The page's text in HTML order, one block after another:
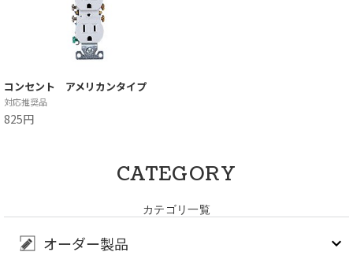
コンセント アメリカンタイプ
対応推奨品
825円
CATEGORY
カテゴリ一覧
オーダー製品